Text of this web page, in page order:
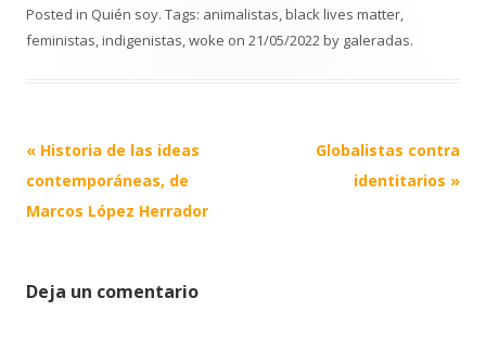
Posted in Quién soy. Tags: animalistas,black lives matter,
feministas,indigenistas,woke on 21/05/2022by galeradas.
Post
navigation
« Historia de las ideas
contemporáneas, de
Marcos López Herrador
Globalistas contra
identitarios »
Deja un comentario